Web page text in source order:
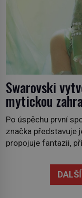
Swarovski
mytickou
Po úspěchu první
značka představuje
propojuje fantazii,
třicítka šperků
Spolupráce mezi